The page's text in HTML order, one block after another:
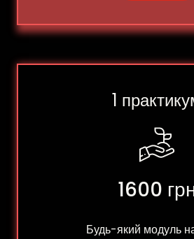
1
1600
Будь-який модуль